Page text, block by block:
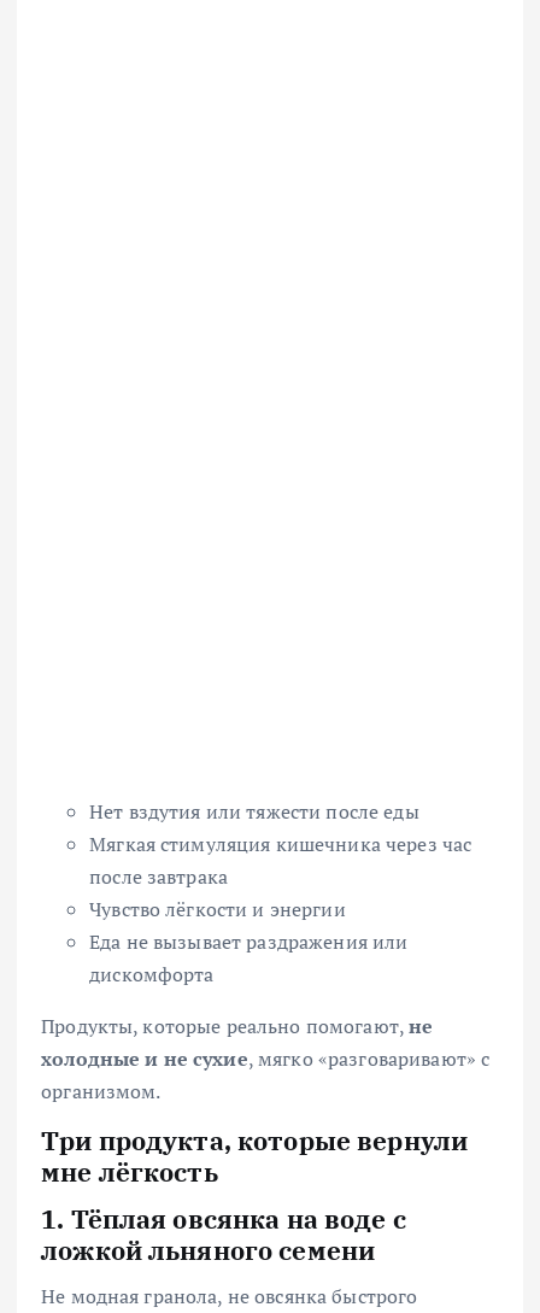
Нет вздутия или тяжести после еды
Мягкая стимуляция кишечника через час
после завтрака
Чувство лёгкости и энергии
Еда не вызывает раздражения или
дискомфорта
Продукты, которые реально помогают,не
холодные и не сухие, мягко «разговаривают» с
организмом.
Три продукта, которые вернули
мне лёгкость
1. Тёплая овсянка на воде с
ложкой льняного семени
Не модная гранола, не овсянка быстрого